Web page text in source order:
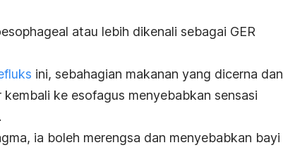
ageal atau lebih dikenali sebagai GER
ini, sebahagian makanan yang dicerna dan
ke esofagus menyebabkan sensasi
ia boleh merengsa dan menyebabkan bayi